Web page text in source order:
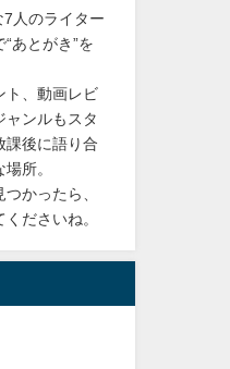
人のライター
あとがき”を
ト、動画レビ
ャンルもスタ
課後に語り合
所。
かったら、
ださいね。